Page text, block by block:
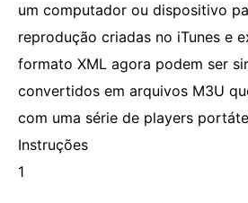
um computador ou dispositivo
reprodução criadas no iTunes e
formato XML agora podem ser
convertidos em arquivos M3U
com uma série de players
Instruções
1